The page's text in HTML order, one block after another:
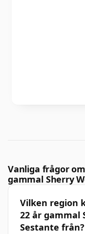
Vanliga frågor
gammal Sherry
Vilken region
22 år gammal
Sestante från?